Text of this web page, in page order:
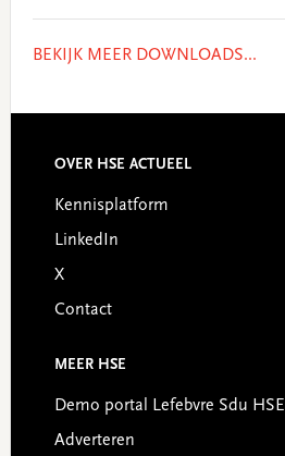
BEKIJK MEER DOWNLOADS...
Footer
OVER HSE ACTUEEL
Kennisplatform
LinkedIn
X
Contact
MEER HSE
Demo portal Lefebvre Sdu HSE
Adverteren